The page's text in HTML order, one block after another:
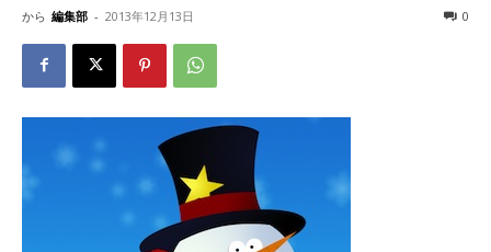
から 編集部 - 2013年12月13日 0